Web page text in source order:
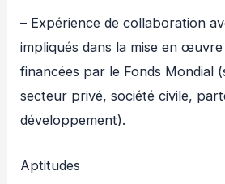
– Expérience de collaboration
impliqués dans la mise en œuvre
financées par le Fonds Mondial
secteur privé, société civile,
développement).
Aptitudes